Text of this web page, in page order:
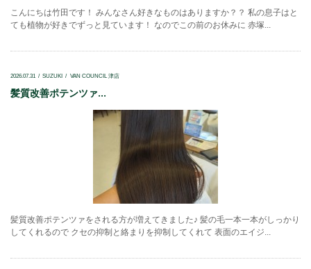
こんにちは竹田です！ みんなさん好きなものはありますか？？ 私の息子はと
ても植物が好きでずっと見ています！ なのでこの前のお休みに 赤塚...
2026.07.31 SUZUKI VAN COUNCIL 津店
髪質改善ポテンツァ...
髪質改善ポテンツァをされる方が増えてきました♪ 髪の毛一本一本がしっかり
してくれるので クセの抑制と絡まりを抑制してくれて 表面のエイジ...